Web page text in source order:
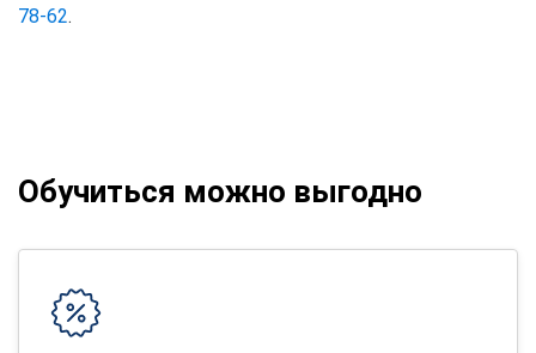
78-62.
Обучиться можно выгодно